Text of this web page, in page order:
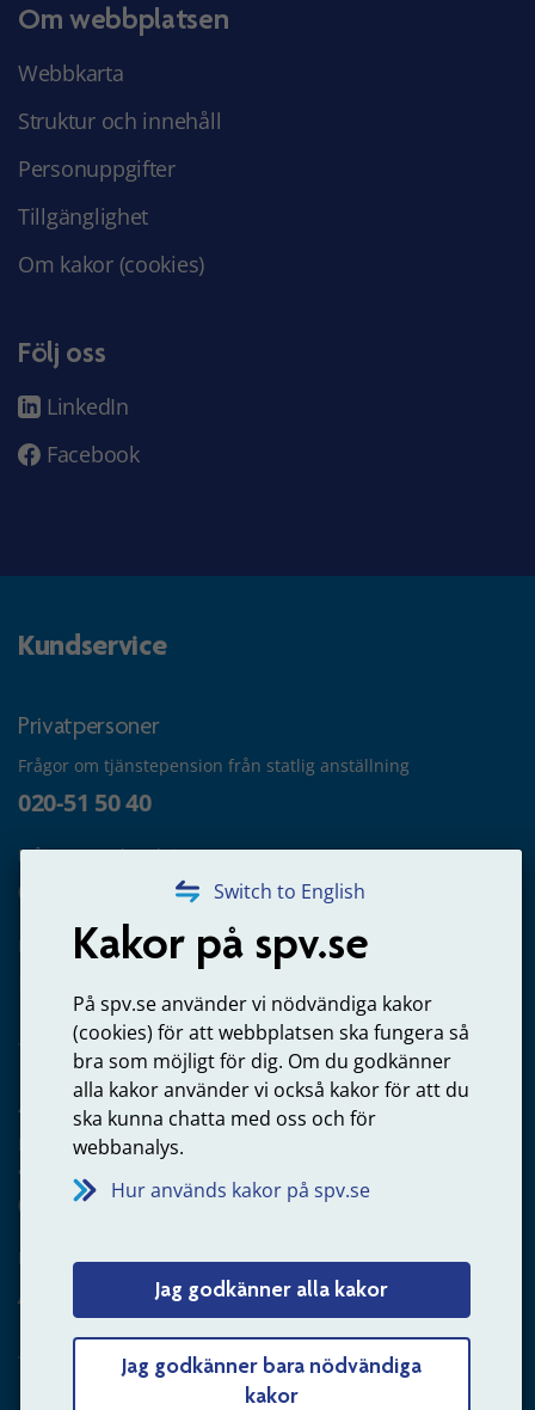
Switch to English
Kakor på spv.se
På spv.se använder vi nödvändiga kakor
(cookies) för att webbplatsen ska fungera så
bra som möjligt för dig. Om du godkänner
alla kakor använder vi också kakor för att du
ska kunna chatta med oss och för
webbanalys.
Hur används kakor på spv.se
Jag godkänner alla kakor
Jag godkänner bara nödvändiga
kakor
Om webbplatsen
Webbkarta
Struktur och innehåll
Personuppgifter
Tillgänglighet
Om kakor (cookies)
Följ oss
LinkedIn
Facebook
Kundservice
Privatpersoner
Frågor om tjänstepension från statlig anställning
020-51 50 40
Frågor om utbetalning
020-65 00 65
Kontakta oss
Arbetsgivare
Frågor om administration av tjänstepension från statlig
anställning
060-18 75 03
Kontakta oss
Arbetsgivare – skicka mejl till oss